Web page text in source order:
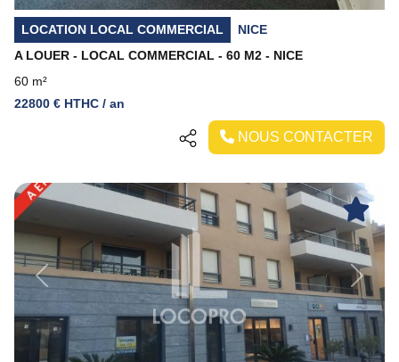
LOCATION LOCAL COMMERCIAL
NICE
A LOUER - LOCAL COMMERCIAL - 60 M2 - NICE
60 m²
22800 € HTHC / an
NOUS CONTACTER
Previous Next